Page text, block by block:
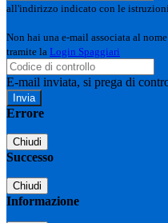
all'indirizzo indicato con le istruzioni
Non hai una e-mail associata al
tramite la Login Spaggiari
E-mail inviata, si prega di
Errore
Chiudi
Successo
Chiudi
Informazione